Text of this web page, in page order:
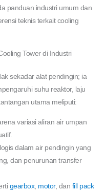
panduan industri umum dan
teknis terkait cooling
Tower di Industri
sekadar alat pendingin; ia
suhu reaktor, laju
utama meliputi:
variasi aliran air umpan
dalam air pendingin yang
dan penurunan transfer
gearbox, motor, dan fill pack